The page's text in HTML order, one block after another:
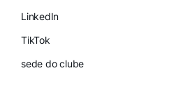
LinkedIn
TikTok
sede do clube